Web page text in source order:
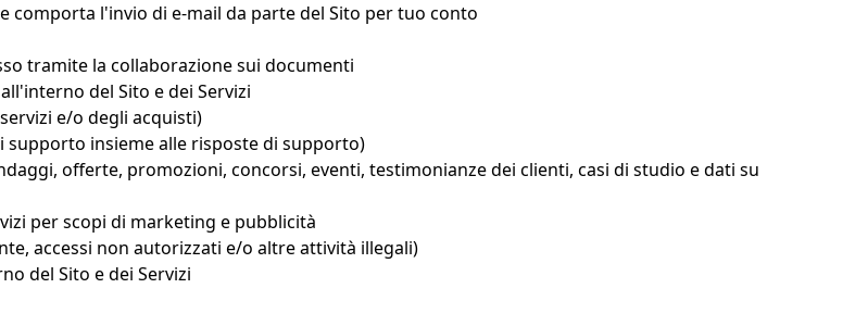
comporta l'invio di e-mail da parte del Sito per tuo conto
tramite la collaborazione sui documenti
del Sito e dei Servizi
e/o degli acquisti)
insieme alle risposte di supporto)
offerte, promozioni, concorsi, eventi, testimonianze dei clienti, casi di studio e dati su
per scopi di marketing e pubblicità
accessi non autorizzati e/o altre attività illegali)
del Sito e dei Servizi